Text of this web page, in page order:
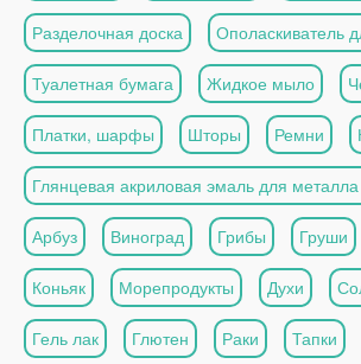
Разделочная доска Ополаскиватель
Туалетная бумага Жидкое мыло
Платки, шарфы Шторы Ремни
Глянцевая акриловая эмаль для
Арбуз Виноград Грибы Груши
Коньяк Морепродукты Духи
Гель лак Глютен Раки Тапки